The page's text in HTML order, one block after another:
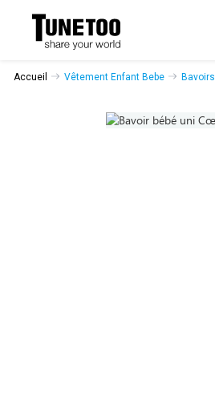
Accueil Vêtement Enfant Bebe Bavoirs